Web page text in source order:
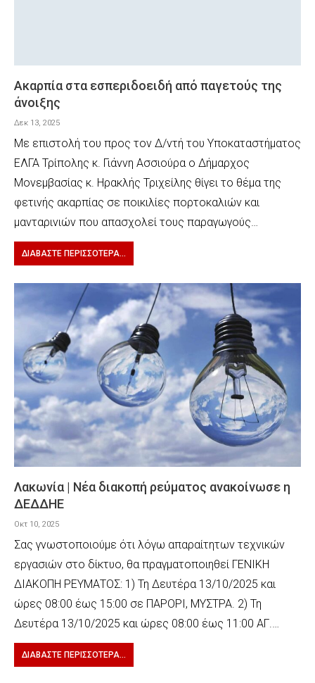
Ακαρπία στα εσπεριδοειδή από παγετούς της
άνοιξης
Δεκ 13, 2025
Με επιστολή του προς τον Δ/ντή του Υποκαταστήματος
ΕΛΓΑ Τρίπολης κ. Γιάννη Ασσιούρα ο Δήμαρχος
Μονεμβασίας κ. Ηρακλής Τριχείλης θίγει το θέμα της
φετινής ακαρπίας σε ποικιλίες πορτοκαλιών και
μανταρινιών που απασχολεί τους παραγωγούς…
ΔΙΑΒΆΣΤΕ ΠΕΡΙΣΣΌΤΕΡΑ...
Λακωνία | Νέα διακοπή ρεύματος ανακοίνωσε η
ΔΕΔΔΗΕ
Οκτ 10, 2025
Σας γνωστοποιούμε ότι λόγω απαραίτητων τεχνικών
εργασιών στο δίκτυο, θα πραγματοποιηθεί ΓΕΝΙΚΗ
ΔΙΑΚΟΠΗ ΡΕΥΜΑΤΟΣ: 1) Τη Δευτέρα 13/10/2025 και
ώρες 08:00 έως 15:00 σε ΠΑΡΟΡΙ, ΜΥΣΤΡΑ. 2) Τη
Δευτέρα 13/10/2025 και ώρες 08:00 έως 11:00 ΑΓ.…
ΔΙΑΒΆΣΤΕ ΠΕΡΙΣΣΌΤΕΡΑ...